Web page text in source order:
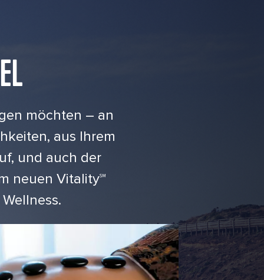
möchten – an
aus Ihrem
und auch der
neuen Vitality℠